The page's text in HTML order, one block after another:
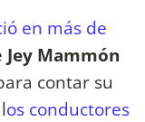
en más de
Jey Mammón
contar su
os conductores